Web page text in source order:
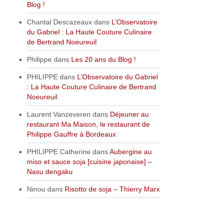
Blog !
Chantal Descazeaux dans L’Observatoire
du Gabriel : La Haute Couture Culinaire
de Bertrand Noeureuil
Philippe dans Les 20 ans du Blog !
PHILIPPE dans L’Observatoire du Gabriel
: La Haute Couture Culinaire de Bertrand
Noeureuil
Laurent Vanzeveren dans Déjeuner au
restaurant Ma Maison, le restaurant de
Philippe Gauffre à Bordeaux
PHILIPPE Catherine dansAubergine au
miso et sauce soja [cuisine japonaise] –
Nasu dengaku
Ninou dans Risotto de soja – Thierry Marx